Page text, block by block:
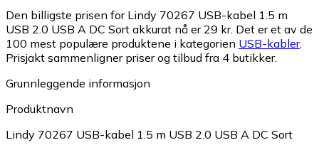
Den billigste prisen for Lindy 70267 USB-kabel 1.5 m
USB 2.0 USB A DC Sort akkurat nå er 29 kr. Det er et av de
100 mest populære produktene i kategorien USB-kabler.
Prisjakt sammenligner priser og tilbud fra 4 butikker.
Grunnleggende informasjon
Produktnavn
Lindy 70267 USB-kabel 1.5 m USB 2.0 USB A DC Sort